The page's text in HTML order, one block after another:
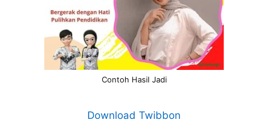
Contoh Hasil Jadi
Download Twibbon